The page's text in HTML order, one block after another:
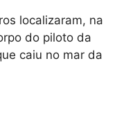
localizaram, na
do piloto da
caiu no mar da